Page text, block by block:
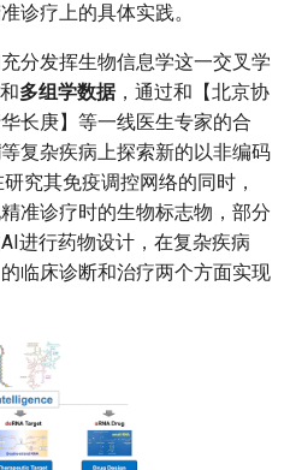
诊疗上的具体实践。
分发挥生物信息学这一交叉学
和多组学数据，通过和【北京协
长庚】等一线医生专家的合
等复杂疾病上探索新的以非编码
究其免疫调控网络的同时，
准诊疗时的生物标志物，部分
进行药物设计，在复杂疾病
临床诊断和治疗两个方面实现